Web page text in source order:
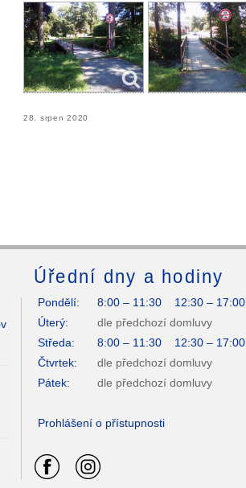
28. srpen 2020
Úřední dny a hodiny
Pondělí:
8:00 – 11:30 12:30 – 17:00
Úterý:
dle předchozí domluvy
Středa:
8:00 – 11:30 12:30 – 17:00
Čtvrtek:
dle předchozí domluvy
Pátek:
dle předchozí domluvy
Prohlášení o přístupnosti